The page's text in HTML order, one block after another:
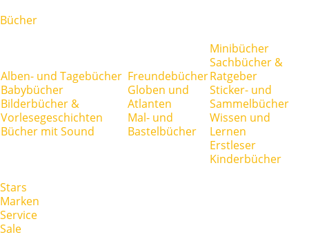
Bücher
Alben- und Tagebücher
Babybücher
Bilderbücher &
Vorlesegeschichten
Bücher mit Sound
Freundebücher
Globen und
Atlanten
Mal- und
Bastelbücher
Minibücher
Sachbücher &
Ratgeber
Sticker- und
Sammelbücher
Wissen und
Lernen
Erstleser
Kinderbücher
Stars
Marken
Service
Sale